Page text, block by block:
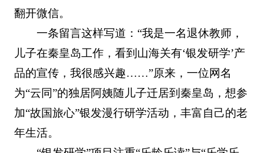
翻开微信。
一条留言这样写道：“我是一名退休教师，
儿子在秦皇岛工作，看到山海关有‘银发研学’产
品的宣传，我很感兴趣……”原来，一位网名
为“云同”的独居阿姨随儿子迁居到秦皇岛，想参
加“故国旅心”银发漫行研学活动，丰富自己的老
年生活。